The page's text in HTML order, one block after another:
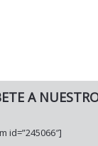
A
id=”245066″]